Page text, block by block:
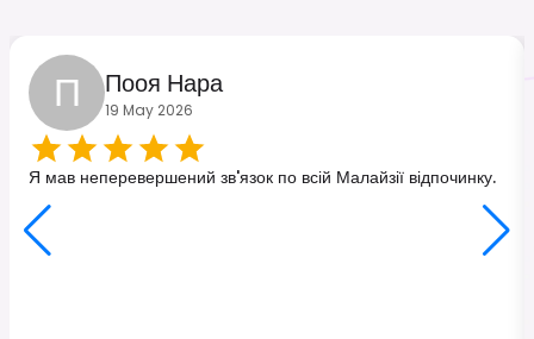
П Пооя Нара
19 May 2026
Я мав неперевершений зв'язок по всій Малайзії відпочинку.